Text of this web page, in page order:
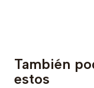
También
estos